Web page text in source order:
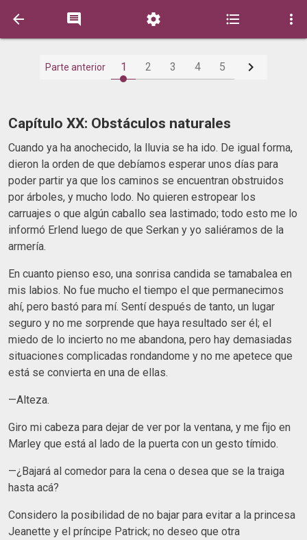
    
Parte anterior 1 2 3 4 5 
Capítulo XX: Obstáculos naturales
Cuando ya ha anochecido, la lluvia se ha ido. De igual forma,
dieron la orden de que debíamos esperar unos días para
poder partir ya que los caminos se encuentran obstruidos
por árboles, y mucho lodo. No quieren estropear los
carruajes o que algún caballo sea lastimado; todo esto me lo
informó Erlend luego de que Serkan y yo saliéramos de la
armería.
En cuanto pienso eso, una sonrisa candida se tamabalea en
mis labios. No fue mucho el tiempo el que permanecimos
ahí, pero bastó para mí. Sentí después de tanto, un lugar
seguro y no me sorprende que haya resultado ser él; el
miedo de lo incierto no me abandona, pero hay demasiadas
situaciones complicadas rondandome y no me apetece que
está se convierta en una de ellas.
—Alteza.
Giro mi cabeza para dejar de ver por la ventana, y me fijo en
Marley que está al lado de la puerta con un gesto tímido.
—¿Bajará al comedor para la cena o desea que se la traiga
hasta acá?
Considero la posibilidad de no bajar para evitar a la princesa
Jeanette y el príncipe Patrick; no deseo que otra